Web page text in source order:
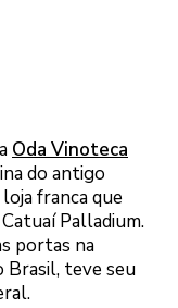
Oda Vinoteca
do antigo
franca que
Palladium.
portas na
Brasil, teve seu